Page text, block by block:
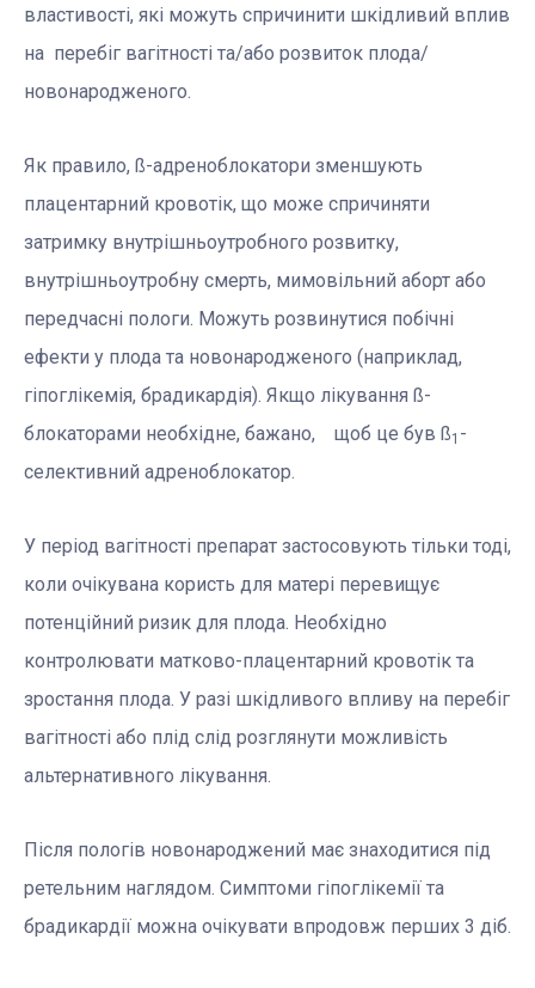
властивості, які можуть спричинити шкідливий вплив
на перебіг вагітності та/або розвиток плода/
новонародженого.
Як правило, ß-адреноблокатори зменшують
плацентарний кровотік, що може спричиняти
затримку внутрішньоутробного розвитку,
внутрішньоутробну смерть, мимовільний аборт або
передчасні пологи. Можуть розвинутися побічні
ефекти у плода та новонародженого (наприклад,
гіпоглікемія, брадикардія). Якщо лікування ß-
блокаторами необхідне, бажано, щоб це був ß1 -
селективний адреноблокатор.
У період вагітності препарат застосовують тільки тоді,
коли очікувана користь для матері перевищує
потенційний ризик для плода. Необхідно
контролювати матково-плацентарний кровотік та
зростання плода. У разі шкідливого впливу на перебіг
вагітності або плід слід розглянути можливість
альтернативного лікування.
Після пологів новонароджений має знаходитися під
ретельним наглядом. Симптоми гіпоглікемії та
брадикардії можна очікувати впродовж перших 3 діб.